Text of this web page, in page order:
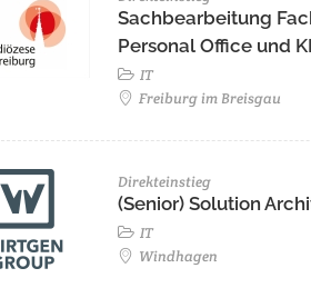
Sachbearbeitung
Personal Office und
IT
Freiburg im Breisgau
Direkteinstieg
(Senior) Solution
IT
Windhagen